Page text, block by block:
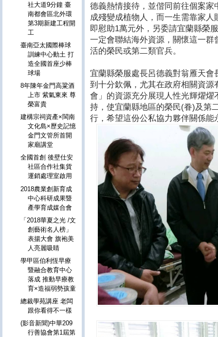
德義熱情接待，並偕同前往個案
成殘變成植物人，而一生需靠家
即慰助1萬元外，另委請宜蘭縣榮
一定會聯結海外資源，關懷這一
活的榮民或第二類官兵。
宜蘭縣榮服處長呂德義對翁雁天
到十分欽佩，尤其在政府相關資
會」的資源充分展現人性光輝燿
持，使宜蘭縣地區的榮民(眷)及第
行，希望這份公私協力夥伴關係
社大道9分鐘 臺
南都會區北外環
第3期新建工程開
工
臺南亞太國際棒球
訓練中心動土 打
造全國首座少棒
球場
8年陳年金門高粱酒
上市 紫氣東來 尊
榮富貴
建構宗祠資產×閩南
文化島×歷史記憶
金門文管所首開
家廟講堂
全國首創 後壁仕安
社區合作社集貨
運銷處理室啟用
2018農業創新育成
中心科研成果暨
產學育成媒合會
「2018華夏之光 /文
創藝術名人榜」
表揚大會 旗袍美
人亮麗吸睛
學甲區伯利恆早療
暨融合教育中心
落成 推動早療教
育×造福弱勢孩童
總裁學苑講座 老闆
跟你看得不一樣
(影音新聞)中華209
行善協會第1屆第